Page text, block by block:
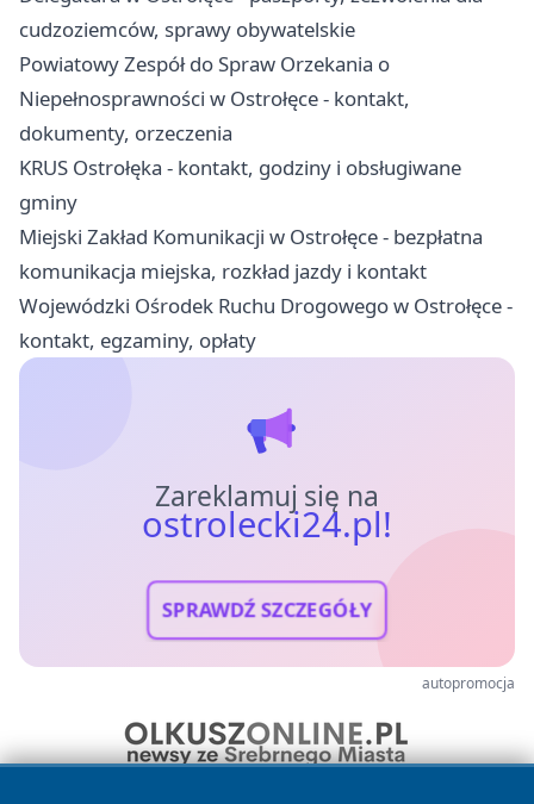
cudzoziemców, sprawy obywatelskie
Powiatowy Zespół do Spraw Orzekania o
Niepełnosprawności w Ostrołęce - kontakt,
dokumenty, orzeczenia
KRUS Ostrołęka - kontakt, godziny i obsługiwane
gminy
Miejski Zakład Komunikacji w Ostrołęce - bezpłatna
komunikacja miejska, rozkład jazdy i kontakt
Wojewódzki Ośrodek Ruchu Drogowego w Ostrołęce -
kontakt, egzaminy, opłaty
Zareklamuj się na
ostrolecki24.pl!
SPRAWDŹ SZCZEGÓŁY
autopromocja